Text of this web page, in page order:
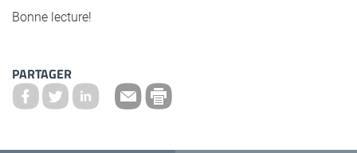
Bonne lecture!
PARTAGER